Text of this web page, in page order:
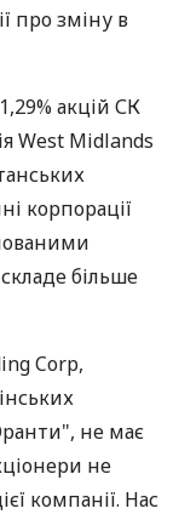
про зміну в
акцій СК
West Midlands
корпорації
більше
Corp,
не має
не
компанії. Нас